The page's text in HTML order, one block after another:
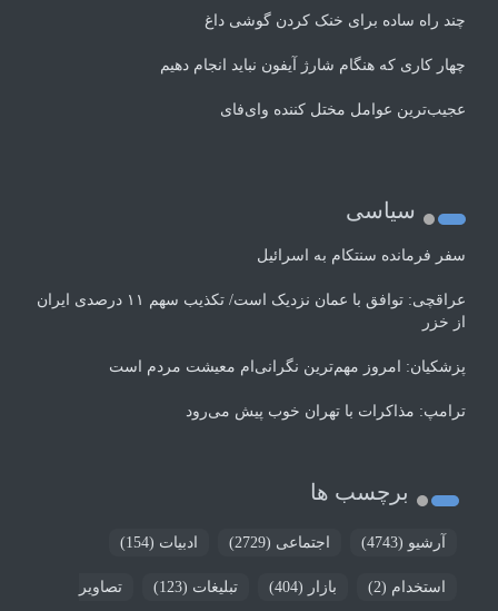
چند راه‌ ساده برای خنک کردن گوشی داغ
چهار کاری که هنگام شارژ آیفون نباید انجام دهیم
عجیب‌ترین عوامل مختل کننده وای‌فای
سیاسی
سفر فرمانده سنتکام به اسرائیل
عراقچی: توافق با عمان نزدیک است/ تکذیب سهم ۱۱ درصدی ایران
از خزر
پزشکیان: امروز مهم‌ترین نگرانی‌ام معیشت مردم است
ترامپ: مذاکرات با تهران خوب پیش می‌رود
برچسب ها
آرشیو (4743) اجتماعی (2729) ادبیات (154)
استخدام (2) بازار (404) تبلیغات (123) تصاویر